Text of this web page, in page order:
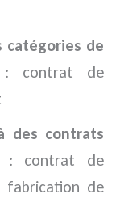
catégories de
contrat de
des contrats
: contrat de
fabrication de